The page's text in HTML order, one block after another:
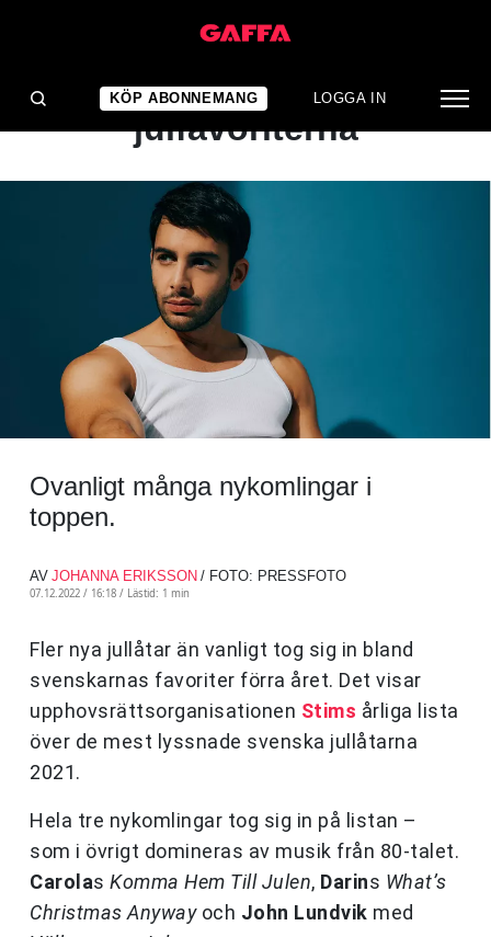
KÖP ABONNEMANG LOGGA IN
NYHET
Trendbrott bland
julfavoriterna
Ovanligt många nykomlingar i
toppen.
AV JOHANNA ERIKSSON / FOTO: PRESSFOTO
07.12.2022 / 16:18 / Lästid: 1 min
Fler nya jullåtar än vanligt tog sig in bland
svenskarnas favoriter förra året. Det visar
upphovsrättsorganisationen Stims årliga lista
över de mest lyssnade svenska jullåtarna
2021.
Hela tre nykomlingar tog sig in på listan –
som i övrigt domineras av musik från 80-talet.
Carolas Komma Hem Till Julen, Darins What’s
Christmas Anywayoch John Lundvik med